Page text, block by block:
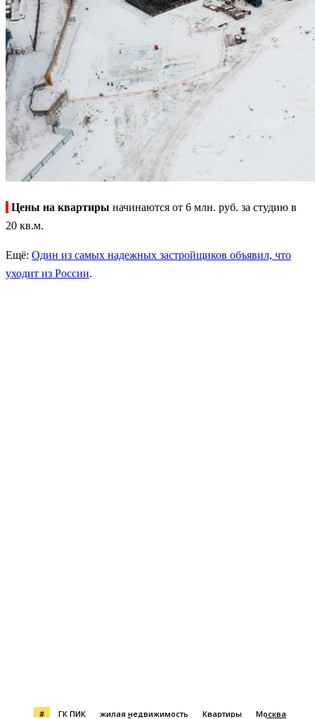
Цены на квартиры начинаются от 6 млн. руб. за студию в
20 кв.м.
Ещё: Один из самых надежных застройщиков объявил, что
уходит из России.
# ГК ПИК жилая недвижимость Квартиры
Москва